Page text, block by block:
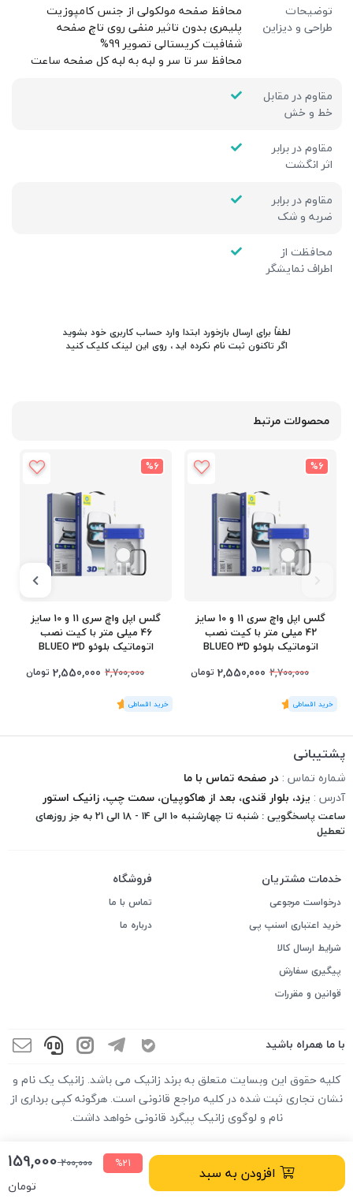
افزودن به سبد %21
200,000
159,000
تومان
توضیحات
طراحی و دیزاین
محافظ صفحه مولکولی از جنس کامپوزیت
پلیمری بدون تاثیر منفی روی تاچ صفحه
شفافیت کریستالی تصویر 99%
محافظ سر تا سر و لبه به لبه کل صفحه ساعت
مقاوم در مقابل
خط و خش
مقاوم در برابر
اثر انگشت
مقاوم در برابر
ضربه و شک
محافظت از
اطراف نمایشگر
لطفاً برای ارسال بازخورد ابتدا وارد حساب کاربری خود بشوید
اگر تاکنون ثبت نام نکرده اید ، روی این لینک کلیک کنید
محصولات مرتبط
%6
گلس اپل واچ سری 11 و 10 سایز
42 میلی متر با کیت نصب
اتوماتیک بلوئو BLUEO 3D
2,700,000
2,550,000 تومان
(1رای)
5
%6
گلس اپل واچ سری 11 و 10 سایز
46 میلی متر با کیت نصب
اتوماتیک بلوئو BLUEO 3D
2,700,000
2,550,000 تومان
(1رای)
5
پشتیبانی
شماره تماس : در صفحه تماس با ما
آدرس : یزد، بلوار قندی، بعد از هاکوپیان، سمت چپ، زانیک استور
ساعت پاسخگویی : شنبه تا چهارشنبه 10 الی 14 - 18 الی 21 به جز روزهای
تعطیل
خدمات مشتریان
درخواست مرجوعی
خرید اعتباری اسنپ پی
شرایط ارسال کالا
پیگیری سفارش
قوانین و مقررات
فروشگاه
تماس با ما
درباره ما
با ما همراه باشید
کلیه حقوق این وبسایت متعلق به برند زانیک می باشد. زانیک یک نام و
نشان تجاری ثبت شده در کلیه مراجع قانونی است. هرگونه کپی برداری از
نام و لوگوی زانیک پیگرد قانونی خواهد داشت.